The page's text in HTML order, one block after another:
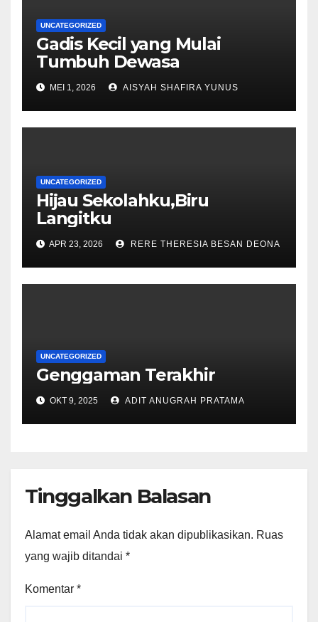
UNCATEGORIZED
Gadis Kecil yang Mulai
Tumbuh Dewasa
MEI 1, 2026 AISYAH SHAFIRA YUNUS
UNCATEGORIZED
Hijau Sekolahku,Biru
Langitku
APR 23, 2026 RERE THERESIA BESAN DEONA
UNCATEGORIZED
Genggaman Terakhir
OKT 9, 2025 ADIT ANUGRAH PRATAMA
Tinggalkan Balasan
Alamat email Anda tidak akan dipublikasikan. Ruas
yang wajib ditandai *
Komentar *